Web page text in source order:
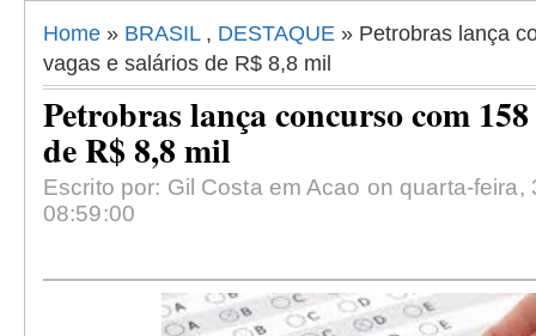
Home » BRASIL, DESTAQUE » Petrobras lança
vagas e salários de R$ 8,8 mil
Petrobras lança concurso com
de R$ 8,8 mil
Escrito por: Gil Costa em Acao on quarta-
08:59:00